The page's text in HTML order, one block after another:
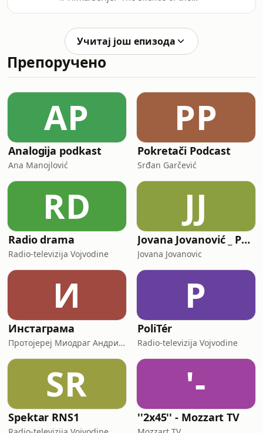
Dinić, psihološkinja / Filozofski
fakultet, UNSHosted by Tijana
Prodanović (Dr Cosmic Ray)Hanibal
Lektor je jedan od najpoznatijih
Inteligentan, harizmatičan, hladan i
nemilosrdan. Ali koliko je filmska
verzija psihopatije b
Учитај још епизода
Препоручено
AP
Analogija podkast
Ana Manojlović
PP
Pokretači Podcast
Srđan Garčević
RD
Radio drama
Radio-televizija Vojvodine
JJ
Jovana Jovanović _ Podcast
Jovana Jovanovic
И
Инстаграма
Протојереј Миодраг Андрић, настојатељ Николајевске цркве у Новом Саду
P
PoliTér
Radio-televizija Vojvodine
SR
Spektar RNS1
'-
''2x45'' - Mozzart TV